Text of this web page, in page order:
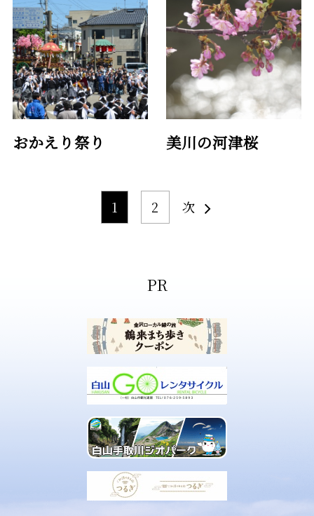
おかえり祭り 美川の河津桜
1 2 次